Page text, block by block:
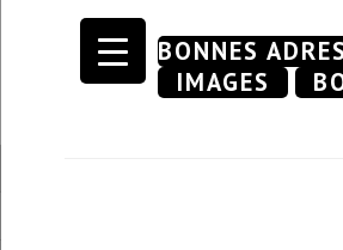
Skip
BONNES
IMAGES